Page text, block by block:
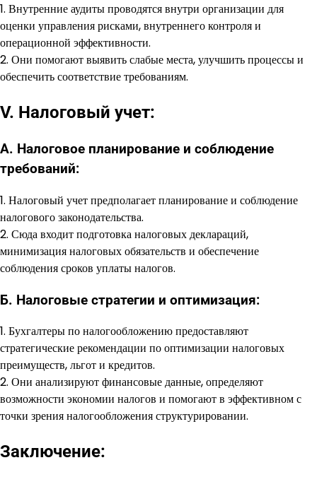
1. Внутренние аудиты проводятся внутри организации для
оценки управления рисками, внутреннего контроля и
операционной эффективности.
2. Они помогают выявить слабые места, улучшить процессы и
обеспечить соответствие требованиям.
V. Налоговый учет:
А. Налоговое планирование и соблюдение
требований:
1. Налоговый учет предполагает планирование и соблюдение
налогового законодательства.
2. Сюда входит подготовка налоговых деклараций,
минимизация налоговых обязательств и обеспечение
соблюдения сроков уплаты налогов.
Б. Налоговые стратегии и оптимизация:
1. Бухгалтеры по налогообложению предоставляют
стратегические рекомендации по оптимизации налоговых
преимуществ, льгот и кредитов.
2. Они анализируют финансовые данные, определяют
возможности экономии налогов и помогают в эффективном с
точки зрения налогообложения структурировании.
Заключение: